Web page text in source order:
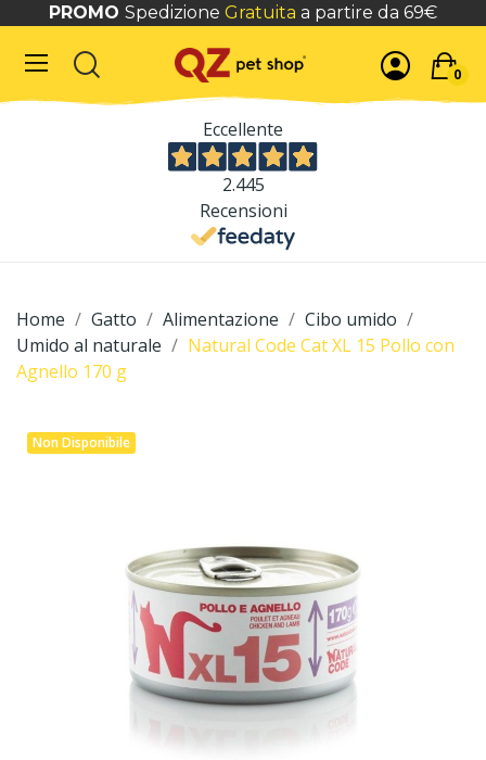
PROMO Spedizione Gratuita a partire da 69€
0
Eccellente
2.445
Recensioni
Home Gatto Alimentazione
Cibo umido
Umido al naturale
Natural Code Cat XL 15 Pollo con
Agnello 170 g
Non Disponibile